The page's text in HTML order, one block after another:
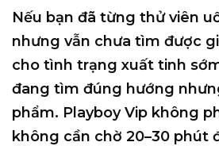
Nếu bạn đã từng thử viên
nhưng vẫn chưa tìm được
cho tình trạng xuất tinh
đang tìm đúng hướng
phẩm. Playboy Vip không
không cần chờ 20–30 phút